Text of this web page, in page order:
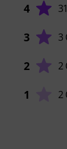
4
3 3
2 2
1 2